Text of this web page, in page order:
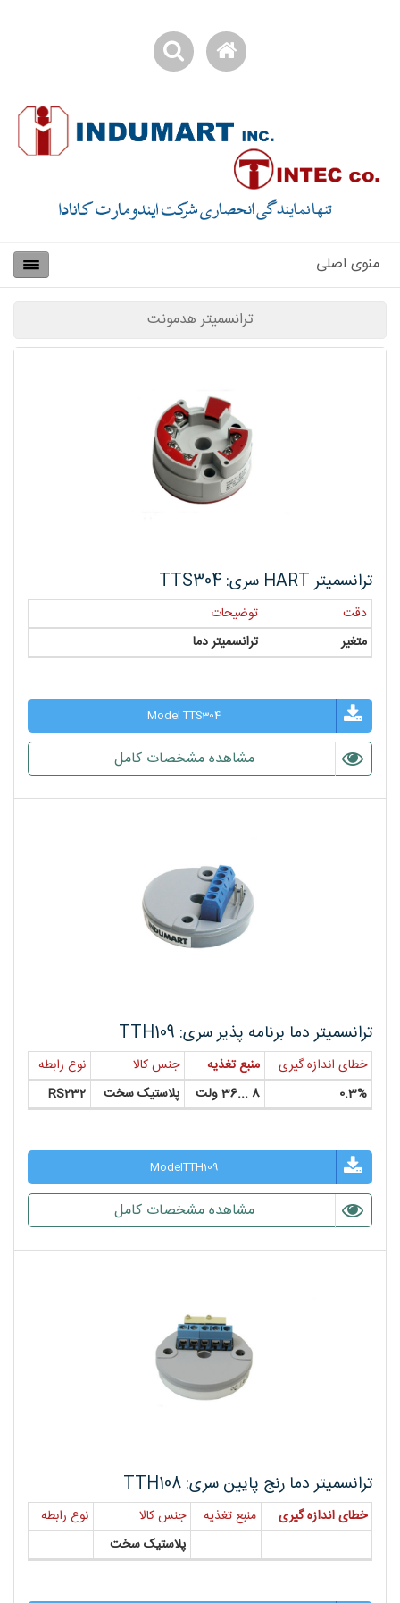
منوی اصلی
ترانسمیتر هدمونت
ترانسمیتر HART سری: TTS304
دقت
توضیحات
متغیر
ترانسمیتر دما
Model TTS304
مشاهده مشخصات کامل
ترانسمیتر دما برنامه پذیر سری: TTH109
خطای اندازه گیری منبع تغذیه جنس کالا
نوع رابطه
0.3%
8 ...36 ولت پلاستیک سخت RS232
ModelTTH109
مشاهده مشخصات کامل
ترانسمیتر دما رنج پایین سری: TTH108
خطای اندازه گیری منبع تغذیه جنس کالا
نوع رابطه
پلاستیک سخت